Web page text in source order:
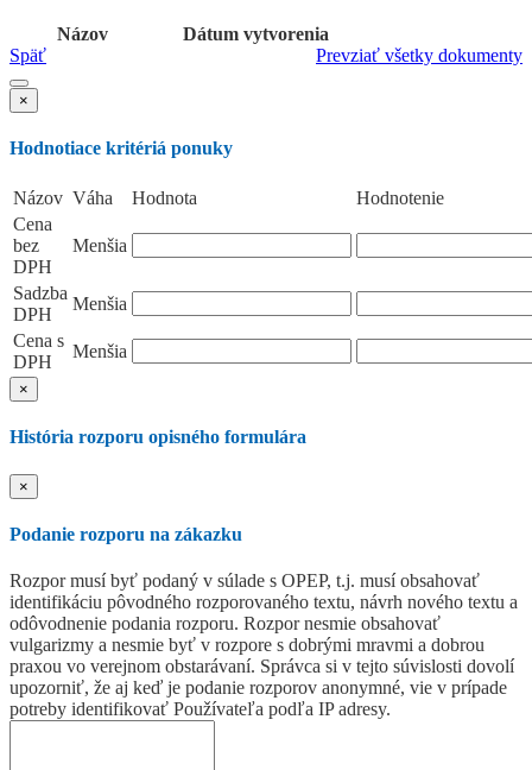
Názov
Dátum vytvorenia
Prevziať všetky dokumenty
Späť
×
Hodnotiace kritériá ponuky
Názov Váha Hodnota
Hodnotenie
Cena
bez
DPH
Menšia
Sadzba
DPH
Menšia
Cena s
DPH
Menšia
×
História rozporu opisného formulára
×
Podanie rozporu na zákazku
Rozpor musí byť podaný v súlade s OPEP, t.j. musí obsahovať
identifikáciu pôvodného rozporovaného textu, návrh nového textu a
odôvodnenie podania rozporu. Rozpor nesmie obsahovať
vulgarizmy a nesmie byť v rozpore s dobrými mravmi a dobrou
praxou vo verejnom obstarávaní. Správca si v tejto súvislosti dovolí
upozorniť, že aj keď je podanie rozporov anonymné, vie v prípade
potreby identifikovať Používateľa podľa IP adresy.